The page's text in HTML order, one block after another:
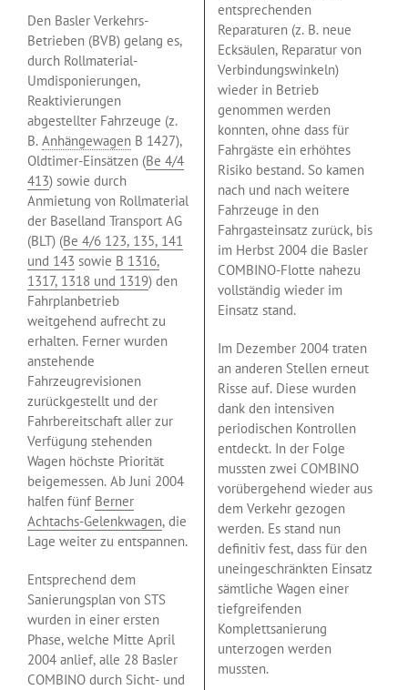
Den Basler Verkehrs-
Betrieben (BVB) gelang es,
durch Rollmaterial-
Umdisponierungen,
Reaktivierungen
abgestellter Fahrzeuge (z.
B. Anhängewagen B 1427),
Oldtimer-Einsätzen (Be 4/4
413) sowie durch
Anmietung von Rollmaterial
der Baselland Transport AG
(BLT) (Be 4/6 123, 135, 141
und 143 sowie B 1316,
1317, 1318 und 1319) den
Fahrplanbetrieb
weitgehend aufrecht zu
erhalten. Ferner wurden
anstehende
Fahrzeugrevisionen
zurückgestellt und der
Fahrbereitschaft aller zur
Verfügung stehenden
Wagen höchste Priorität
beigemessen. Ab Juni 2004
halfen fünf Berner
Achtachs-Gelenkwagen, die
Lage weiter zu entspannen.
Entsprechend dem
Sanierungsplan von STS
wurden in einer ersten
Phase, welche Mitte April
2004 anlief, alle 28 Basler
COMBINO durch Sicht- und
entsprechenden
Reparaturen (z. B. neue
Ecksäulen, Reparatur von
Verbindungswinkeln)
wieder in Betrieb
genommen werden
konnten, ohne dass für
Fahrgäste ein erhöhtes
Risiko bestand. So kamen
nach und nach weitere
Fahrzeuge in den
Fahrgasteinsatz zurück, bis
im Herbst 2004 die Basler
COMBINO-Flotte nahezu
vollständig wieder im
Einsatz stand.
Im Dezember 2004 traten
an anderen Stellen erneut
Risse auf. Diese wurden
dank den intensiven
periodischen Kontrollen
entdeckt. In der Folge
mussten zwei COMBINO
vorübergehend wieder aus
dem Verkehr gezogen
werden. Es stand nun
definitiv fest, dass für den
uneingeschränkten Einsatz
sämtliche Wagen einer
tiefgreifenden
Komplettsanierung
unterzogen werden
mussten.